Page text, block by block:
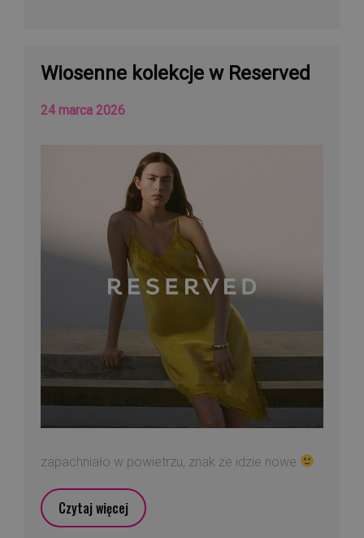
Wiosenne kolekcje w Reserved
24 marca 2026
zapachniało w powietrzu, znak że idzie nowe
Czytaj więcej